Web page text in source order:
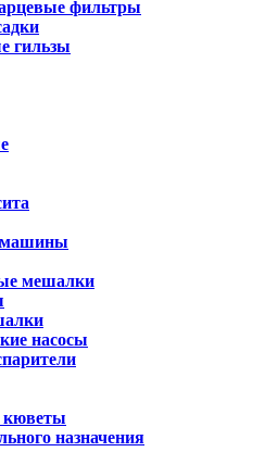
фильтры
гильзы
машины
мешалки
насосы
кюветы
назначения